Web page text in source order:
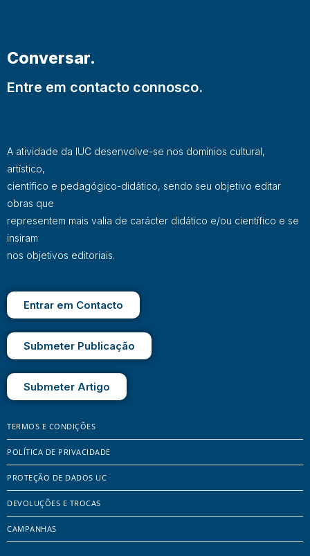
Conversar.
Entre em contacto connosco.
A atividade da IUC desenvolve-se nos domínios cultural,
artístico,
científico e pedagógico-didático, sendo seu objetivo editar
obras que
representem mais valia de carácter didático e/ou científico e se
insiram
nos objetivos editoriais.
Entrar em Contacto
Submeter Publicação
Submeter Artigo
TERMOS E CONDIÇÕES
POLÍTICA DE PRIVACIDADE
PROTEÇÃO DE DADOS UC
DEVOLUÇÕES E TROCAS
CAMPANHAS